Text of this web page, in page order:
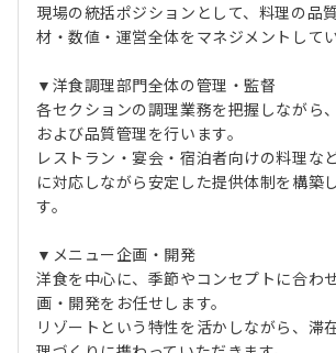
現場の統括ポジションとして、料理の品
材・数値・運営全体をマネジメントして
▼洋食調理部門全体の管理・監督
各セクションの調理業務を把握しながら
および品質管理を行います。
レストラン・宴会・宿泊者向けの料理な
に対応しながら安定した提供体制を構築
す。
▼メニュー企画・開発
洋食を中心に、季節やコンセプトに合わ
画・開発をお任せします。
リゾートという特性を活かしながら、滞